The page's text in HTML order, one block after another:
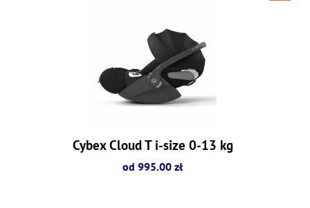
Cybex Cloud T i-size 0-13 kg
od 995.00 zł